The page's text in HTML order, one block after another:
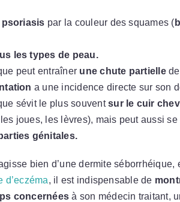
psoriasis par la couleur des squames (
les types de peau.
peut entraîner une chute partielle
a une incidence directe sur son
sévit le plus souventsur le cuir
joues, les lèvres), mais peut aussi se
génitales.
bien d’une dermite séborrhéique,
d’eczéma, il est indispensable de
concernées à son médecin traitant,